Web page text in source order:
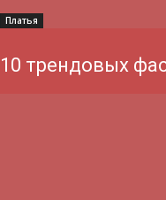
Платья
10 трендовых